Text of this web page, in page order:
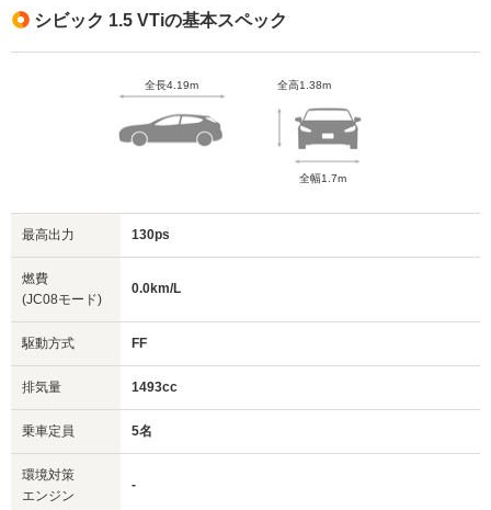
シビック 1.5 VTiの基本スペック
全長4.19m 全高1.38m
全幅1.7m
最高出力 130ps
燃費
(JC08モード)
0.0km/L
駆動方式 FF
排気量 1493cc
乗車定員 5名
環境対策
エンジン
-